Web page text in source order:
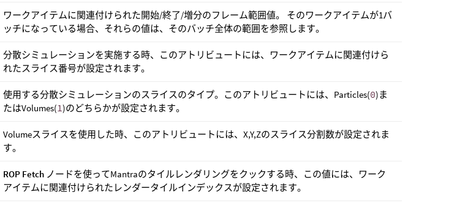
ワークアイテムに関連付けられた開始/終了/増分のフレーム範囲値。 そのワークアイテムが1バ
ッチになっている場合、それらの値は、そのバッチ全体の範囲を参照します。
分散シミュレーションを実施する時、このアトリビュートには、ワークアイテムに関連付けら
れたスライス番号が設定されます。
使用する分散シミュレーションのスライスのタイプ。このアトリビュートには、Particles(0)ま
たはVolumes(1)のどちらかが設定されます。
Volumeスライスを使用した時、このアトリビュートには、X,Y,Zのスライス分割数が設定されま
す。
ROP Fetch ノードを使ってMantraのタイルレンダリングをクックする時、この値には、ワーク
アイテムに関連付けられたレンダータイルインデックスが設定されます。